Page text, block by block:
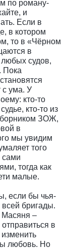
по роману-
и
Если в
в котором
то в «Чёрном
в
любых судов,
Пока
с ума. У
кто-то
кто-то из
ЗОЖ,
в
мы увидим
того
сами
тогда как
малые.
если бы чья-
бригады.
Масяня –
в
любовь. Но